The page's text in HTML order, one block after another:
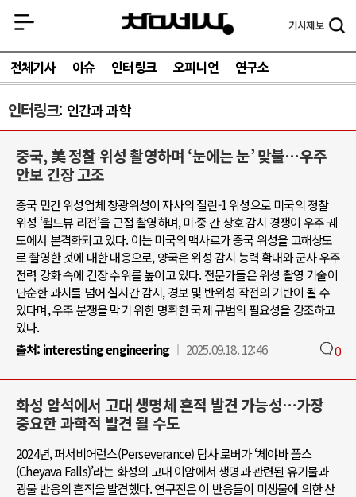
기사제보
전체기사 이슈 인터링크 오피니언 연구소
인터링크 인간과 과학
중국, 美 정찰 위성 촬영하며 ‘눈에는 눈’ 맞불…우주
안보 긴장 고조
중국 민간 위성업체 창광위성이 자사의 질린-1 위성으로 미국의 정찰
위성 ‘월드뷰 리전’을 근접 촬영하며, 미·중 간 상호 감시 경쟁이 우주 궤
도에서 본격화되고 있다. 이는 미국의 맥사르가 중국 위성을 고해상도
로 촬영한 것에 대한 대응으로, 양국은 위성 감시 능력 확대와 군사 우주
전력 강화 속에 긴장 수위를 높이고 있다. 전문가들은 위성 촬영 기술이
단순한 과시를 넘어 실시간 감시, 경보 및 반위성 작전의 기반이 될 수
있다며, 우주 분쟁을 막기 위한 명확한 국제 규범의 필요성을 강조하고
있다.
출처: interesting engineering 2025.09.18. 12:46 0
화성 암석에서 고대 생명체 흔적 발견 가능성…가장
중요한 과학적 발견 될 수도
2024년, 퍼서비어런스(Perseverance) 탐사 로버가 ‘체야바 폴스
(Cheyava Falls)’라는 화성의 고대 이암에서 생명과 관련된 유기물과
광물 반응의 흔적을 발견했다. 연구진은 이 반응들이 미생물에 의한 산